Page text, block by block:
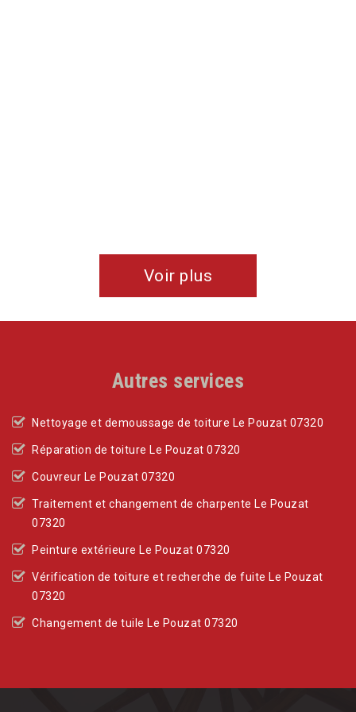
Voir plus
Autres services
Nettoyage et demoussage de toiture Le Pouzat 07320
Réparation de toiture Le Pouzat 07320
Couvreur Le Pouzat 07320
Traitement et changement de charpente Le Pouzat
07320
Peinture extérieure Le Pouzat 07320
Vérification de toiture et recherche de fuite Le Pouzat
07320
Changement de tuile Le Pouzat 07320